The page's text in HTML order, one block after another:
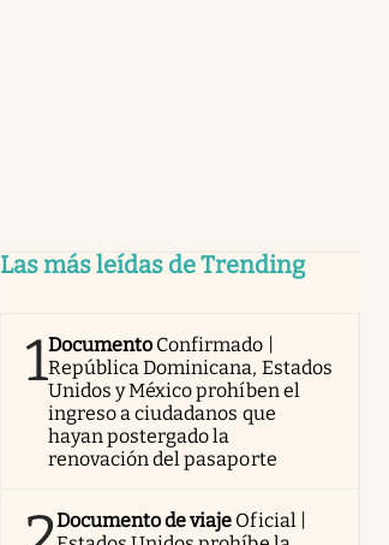
Las más leídas de Trending
1Documento Confirmado |
República Dominicana, Estados
Unidos y México prohíben el
ingreso a ciudadanos que
hayan postergado la
renovación del pasaporte
Documento de viaje Oficial |